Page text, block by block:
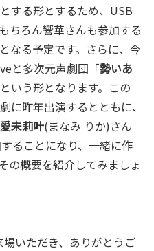
する形とするため、USB
ちろん響華さんも参加する
なる予定です。さらに、今
と多次元声劇団「勢いあ
いう形となります。この
に昨年出演するとともに、
愛未莉叶(まなみ りか)さん
ることになり、一緒に作
の概要を紹介してみましょ
いただき、ありがとうご